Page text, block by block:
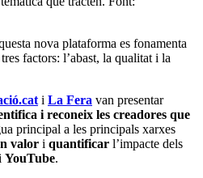
nova plataforma es fonamenta
factors: l’abast, la qualitat i la
i La Fera van presentar
i reconeix les creadores que
principal a les principals xarxes
valor i quantificar l’impacte dels
YouTube.